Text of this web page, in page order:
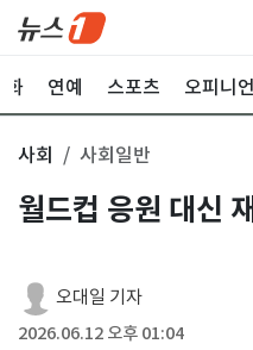
화 연예 스포츠 오피니언
사회 사회일반
월드컵 응원 대신
오대일 기자
2026.06.12 오후 01:04